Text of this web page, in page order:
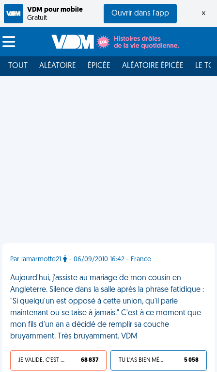
VDM pour mobile
Gratuit
Ouvrir dans l'app ×
TOUT ALÉATOIRE ÉPICÉE ALÉATOIRE ÉPICÉE LE
Par lamarmotte21 - 06/09/2010 16:42 - France
Aujourd'hui, j'assiste au mariage de mon cousin en
Angleterre. Silence dans la salle après la phrase fatidique :
"Si quelqu'un est opposé à cette union, qu'il parle
maintenant ou se taise à jamais." C'est à ce moment que
mon fils d'un an a décidé de remplir sa couche
bruyamment. Très bruyamment. VDM
JE VALIDE, C'EST UNE VDM 68 837 TU L'AS BIEN MÉRITÉ 5 058